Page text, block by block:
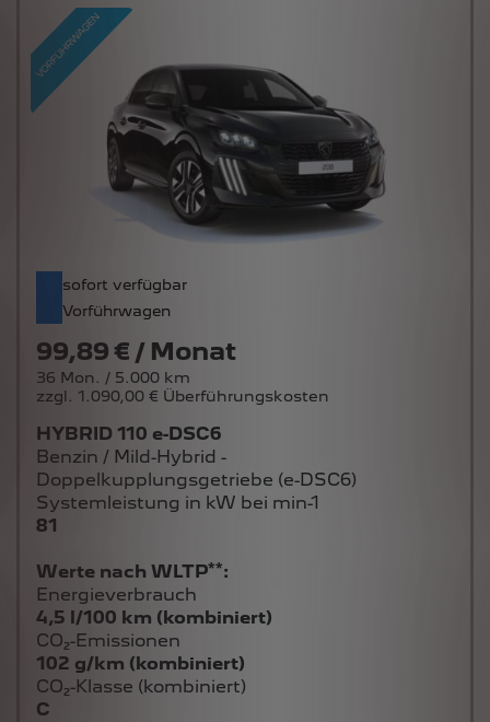
sofort verfügbar
Vorführwagen
99,89 € / Monat
36 Mon. / 5.000 km
zzgl. 1.090,00 € Überführungskosten
HYBRID 110 e-DSC6
Benzin / Mild-Hybrid -
Doppelkupplungsgetriebe (e-DSC6)
Systemleistung in kW bei min-1
81
Werte nach WLTP**:
Energieverbrauch
4,5 l/100 km (kombiniert)
CO₂-Emissionen
102 g/km (kombiniert)
CO₂-Klasse (kombiniert)
C